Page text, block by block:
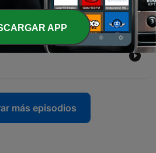
Jr: "Aun Hay Esperanza"
más episodios
APP